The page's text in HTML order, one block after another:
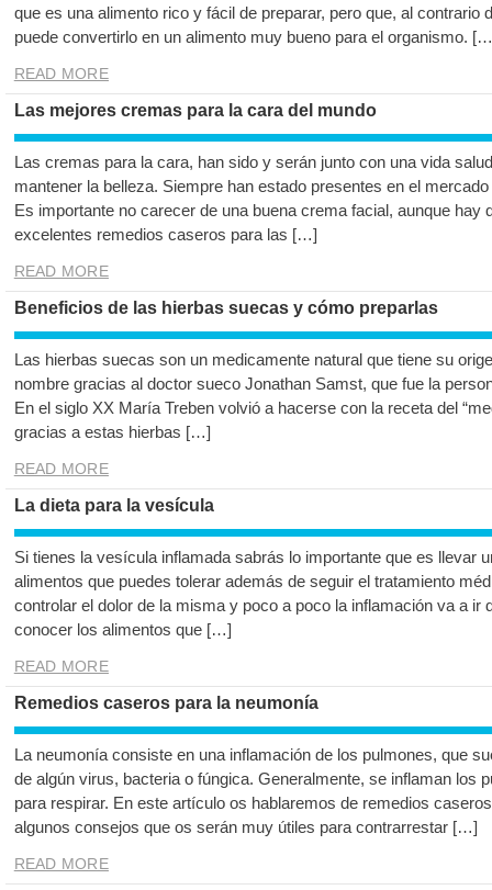
que es una alimento rico y fácil de preparar, pero que, al contrario
puede convertirlo en un alimento muy bueno para el organismo.
READ MORE
Las mejores cremas para la cara del mundo
Las cremas para la cara, han sido y serán junto con una vida
mantener la belleza. Siempre han estado presentes en el
Es importante no carecer de una buena crema facial, aunque hay
excelentes remedios caseros para las […]
READ MORE
Beneficios de las hierbas suecas y cómo preparlas
Las hierbas suecas son un medicamente natural que tiene su
nombre gracias al doctor sueco Jonathan Samst, que fue la
En el siglo XX María Treben volvió a hacerse con la receta del
gracias a estas hierbas […]
READ MORE
La dieta para la vesícula
Si tienes la vesícula inflamada sabrás lo importante que es llevar
alimentos que puedes tolerar además de seguir el tratamiento
controlar el dolor de la misma y poco a poco la inflamación va a ir
conocer los alimentos que […]
READ MORE
Remedios caseros para la neumonía
La neumonía consiste en una inflamación de los pulmones, que
de algún virus, bacteria o fúngica. Generalmente, se inflaman los
para respirar. En este artículo os hablaremos de remedios
algunos consejos que os serán muy útiles para contrarrestar […]
READ MORE